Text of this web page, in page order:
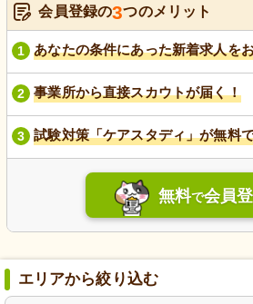
会員登録の3つのメリット
1 あなたの条件にあった新着求人を
2 事業所から直接スカウトが届く！
3 試験対策「ケアスタディ」が無料
無料で会員
エリアから絞り込む